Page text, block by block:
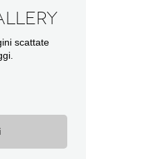
scattate